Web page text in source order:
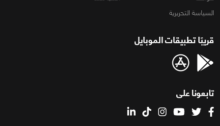
السياسة التحريرية
قريبًا تطبيقات الموبايل
تابعونا على